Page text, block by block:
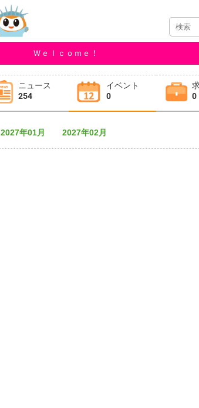
Ｗｅｌｃｏｍｅ！
ニュース
254
イベント
0
0
2027年01月 2027年02月